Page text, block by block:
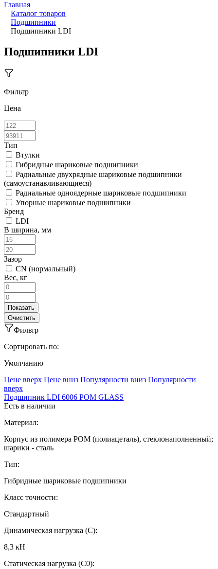
Главная
Каталог товаров
Подшипники
Подшипники LDI
Подшипники LDI
Фильтр
Цена
Тип
Втулки
Гибридные шариковые подшипники
Радиальные двухрядные шариковые подшипники
(самоустанавливающиеся)
Радиальные одноядерные шариковые подшипники
Упорные шариковые подшипники
Бренд
LDI
B ширина, мм
Зазор
CN (нормальный)
Вес, кг
Фильтр
Сортировать по:
Умолчанию
Ценe вверх Ценe вниз Популярности вниз Популярности
вверх
Подшипник LDI 6006 POM GLASS
Есть в наличии
Материал:
Корпус из полимера POM (полиацеталь), стеклонаполненный;
шарики - сталь
Тип:
Гибридные шариковые подшипники
Класс точности:
Стандартный
Динамическая нагрузка (C):
8,3 кН
Статическая нагрузка (C0):